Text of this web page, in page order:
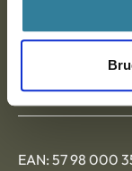
Ankestyrelsen
EAN: 57 98 000